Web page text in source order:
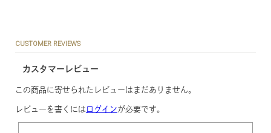
CUSTOMER REVIEWS
カスタマーレビュー
この商品に寄せられたレビューはまだありません。
レビューを書くには ログインが必要です。